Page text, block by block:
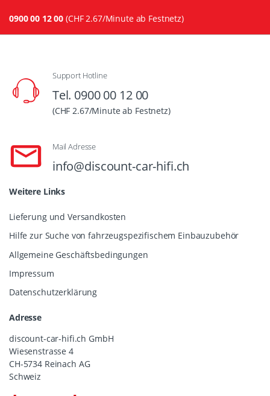
0900 00 12 00 (CHF 2.67/Minute ab Festnetz)
Support Hotline
Tel. 0900 00 12 00
(CHF 2.67/Minute ab Festnetz)
Mail Adresse
info@discount-car-hifi.ch
Weitere Links
Lieferung und Versandkosten
Hilfe zur Suche von fahrzeugspezifischem Einbauzubehör
Allgemeine Geschäftsbedingungen
Impressum
Datenschutzerklärung
Adresse
discount-car-hifi.ch GmbH
Wiesenstrasse 4
CH-5734 Reinach AG
Schweiz